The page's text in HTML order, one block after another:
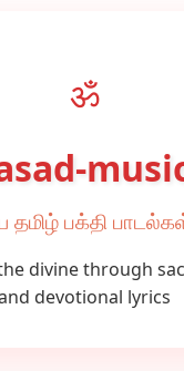
ॐ
தமிழ் பக்தி
divine through
devotional lyrics